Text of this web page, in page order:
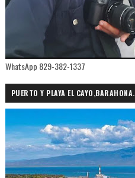
WhatsApp 829-382-1337
PUERTO Y PLAYA EL CAYO,BARAHONA.